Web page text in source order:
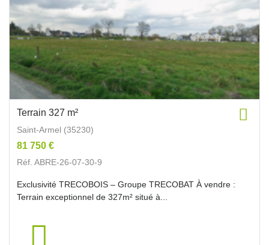
Terrain 327 m²
Saint-Armel (35230)
81 750 €
Réf. ABRE-26-07-30-9
Exclusivité TRECOBOIS – Groupe TRECOBAT À vendre :
Terrain exceptionnel de 327m² situé à...